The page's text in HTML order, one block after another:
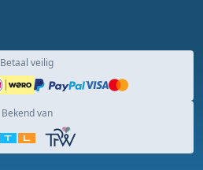
Betaal veilig
Bekend van